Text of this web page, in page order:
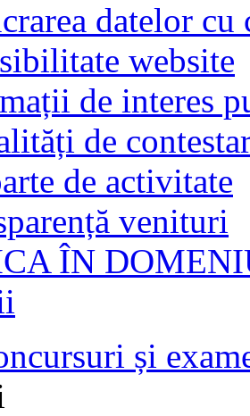
datelor cu
website
de interes
de
de activitate
venituri
ÎN
și